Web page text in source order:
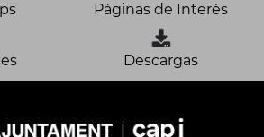
Páginas de Interés
Descargas